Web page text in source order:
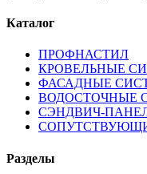
Каталог
ПРОФНАСТИЛ
КРОВЕЛЬНЫЕ
ФАСАДНЫЕ
ВОДОСТОЧНЫЕ
СЭНДВИЧ-
Разделы